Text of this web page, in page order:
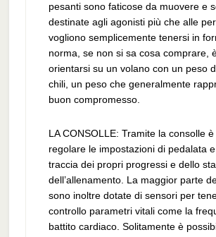
pesanti sono faticose da muovere e
destinate agli agonisti più che alle
vogliono semplicemente tenersi in
norma, se non si sa cosa comprare,
orientarsi su un volano con un peso
chili, un peso che generalmente
buon compromesso.
LA CONSOLLE: Tramite la consolle
regolare le impostazioni di pedalata
traccia dei propri progressi e dello
dell’allenamento. La maggior parte
sono inoltre dotate di sensori per
controllo parametri vitali come la
battito cardiaco. Solitamente è